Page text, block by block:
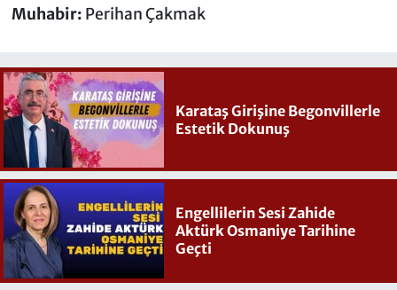
Muhabir: Perihan Çakmak
Karataş Girişine Begonvillerle
Estetik Dokunuş
Engellilerin Sesi Zahide
Aktürk Osmaniye Tarihine
Geçti